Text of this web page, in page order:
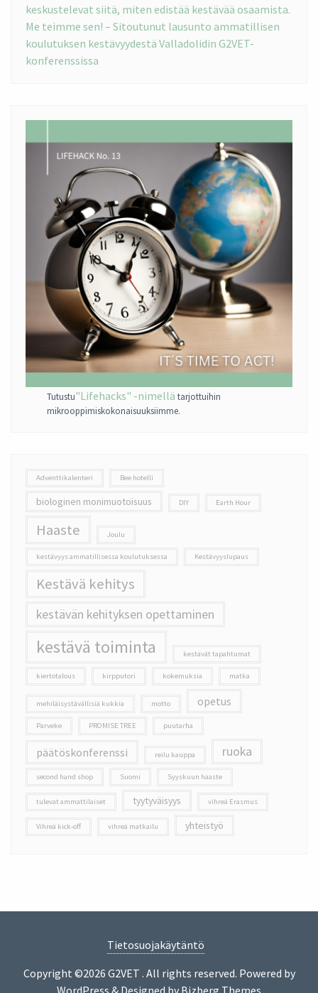
keskustelevat siitä, miten edistää kestävää osaamista.
Me teimme sen! – Sitoutunut lausunto ammatillisen
koulutuksen kestävyydestä Valladolidin G2VET-
konferenssissa
Tutustu"Lifehacks" -nimellä tarjottuihin
mikrooppimiskokonaisuuksiimme.
Adventtikalenteri Bee hotelli
biologinen monimuotoisuus DIY Earth Hour
Haaste Joulu
kestävyys ammatillisessa koulutuksessa Kestävyyslupaus
Kestävä kehitys
kestävän kehityksen opettaminen
kestävä toiminta kestävät tapahtumat
kiertotalous kirpputori kokemuksia matka
mehiläisystävällisiä kukkia motto opetus
Parveke PROMISE TREE puutarha
päätöskonferenssi reilu kauppa ruoka
second hand shop Suomi Syyskuun haaste
tulevat ammattilaiset tyytyväisyys vihreä Erasmus
Vihreä kick-off vihreä matkailu yhteistyö
Tietosuojakäytäntö
Copyright ©2026 G2VET . All rights reserved. Powered by
WordPress & Designed by Bizberg Themes